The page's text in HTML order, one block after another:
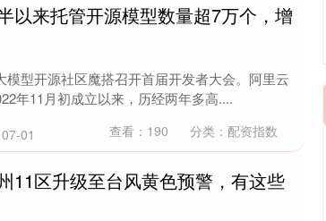
以来托管开源模型数量超7万个，增
型开源社区魔搭召开首届开发者大会。阿里云
年11月初成立以来，历经两年多高....
01 查看： 190 分类： 配资指数
11区升级至台风黄色预警，有这些